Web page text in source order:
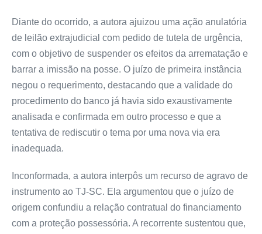
Diante do ocorrido, a autora ajuizou uma ação anulatória
de leilão extrajudicial com pedido de tutela de urgência,
com o objetivo de suspender os efeitos da arrematação e
barrar a imissão na posse. O juízo de primeira instância
negou o requerimento, destacando que a validade do
procedimento do banco já havia sido exaustivamente
analisada e confirmada em outro processo e que a
tentativa de rediscutir o tema por uma nova via era
inadequada.
Inconformada, a autora interpôs um recurso de agravo de
instrumento ao TJ-SC. Ela argumentou que o juízo de
origem confundiu a relação contratual do financiamento
com a proteção possessória. A recorrente sustentou que,